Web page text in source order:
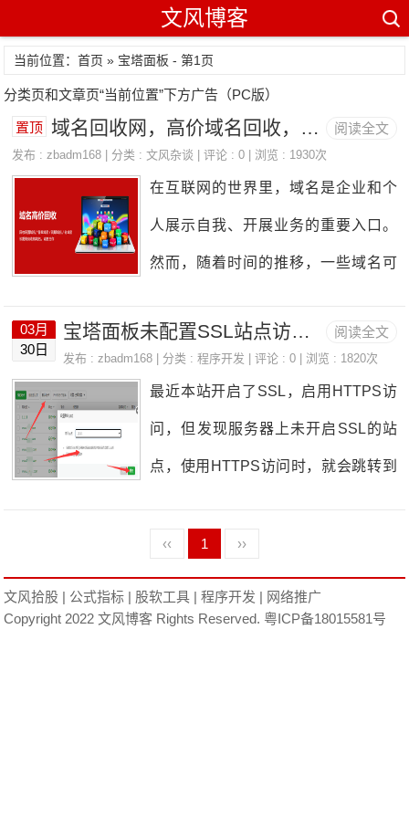
文风博客
当前位置：首页 » 宝塔面板 - 第1页
分类页和文章页“当前位置”下方广告（PC版）
阅读全文
置顶 域名回收网，高价域名回收，闲置域名回收，不续费域名变现
发布 :zbadm168 | 分类 :文风杂谈 | 评论 : 0 | 浏览 : 1930次
在互联网的世界里，域名是企业和个
人展示自我、开展业务的重要入口。
然而，随着时间的推移，一些域名可
了原有的价值。这时，高价域名回
回收高价域名回收主要针对那些具有
特殊含义、易于记忆或具有商业价值
阅读全文
03月
30日
宝塔面板未配置SSL站点访问HTTPS时窜站的解决办法
发布 :zbadm168 | 分类 :程序开发 | 评论 : 0 | 浏览 : 1820次
最近本站开启了SSL，启用HTTPS访
问，但发现服务器上未开启SSL的站
点，使用HTTPS访问时，就会跳转到
话，所有站点的SEO产生影响，所以
当务之急必须解决这个问题。在网上
找来找去，发现这是宝塔面板的通
‹‹ 1 ››
文风拾股 | 公式指标 | 股软工具 |程序开发 | 网络推广
Copyright 2022 文风博客 Rights Reserved. 粤ICP备18015581号